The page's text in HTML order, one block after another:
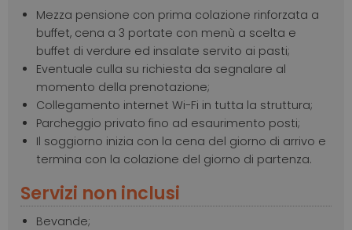
Mezza pensione con prima colazione rinforzata a
buffet, cena a 3 portate con menù a scelta e
buffet di verdure ed insalate servito ai pasti;
Eventuale culla su richiesta da segnalare al
momento della prenotazione;
Collegamento internet Wi-Fi in tutta la struttura;
Parcheggio privato fino ad esaurimento posti;
Il soggiorno inizia con la cena del giorno di arrivo e
termina con la colazione del giorno di partenza.
Servizi non inclusi
Bevande;